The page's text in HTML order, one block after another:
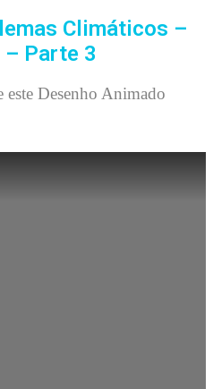
Climáticos –
Parte 3
este Desenho Animado